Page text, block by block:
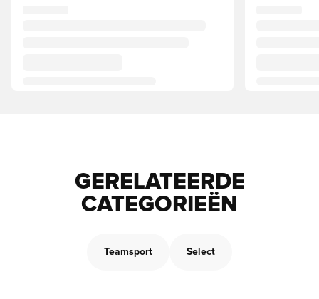
GERELATEERDE
CATEGORIEËN
Teamsport Select